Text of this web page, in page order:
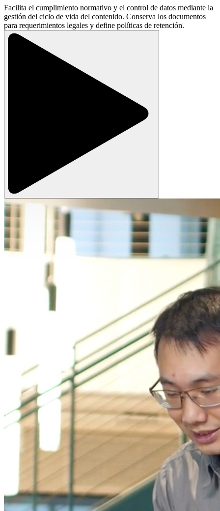
Facilita el cumplimiento normativo y el control de datos mediante la
gestión del ciclo de vida del contenido. Conserva los documentos
para requerimientos legales y define políticas de retención.